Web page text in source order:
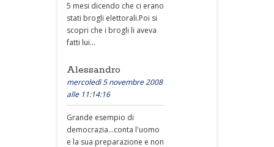
5 mesi dicendo che ci erano
stati brogli elettorali.Poi si
scopri che i brogli li aveva
fatti lui...
Alessandro
mercoledì 5 novembre 2008
alle 11:14:16
Grande esempio di
democrazia...conta l'uomo
e la sua preparazione e non